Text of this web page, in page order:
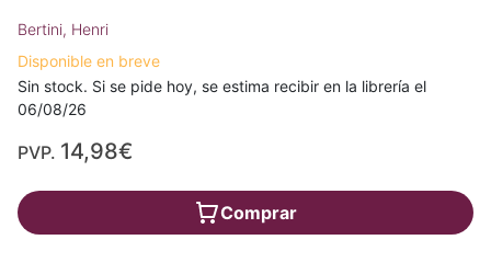
Bertini, Henri
Disponible en breve
Sin stock. Si se pide hoy, se estima recibir en la librería el
06/08/26
PVP. 14,98€
Comprar